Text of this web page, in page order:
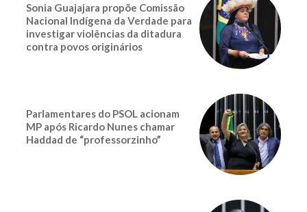
Sonia Guajajara propõe Comissão
Nacional Indígena da Verdade para
investigar violências da ditadura
contra povos originários
Parlamentares do PSOL acionam
MP após Ricardo Nunes chamar
Haddad de “professorzinho”